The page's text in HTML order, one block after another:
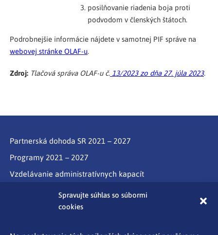
Spravujte súhlas so súbormi
cookies
posilňovanie riadenia boja proti
podvodom v členských štátoch.
Podrobnejšie informácie nájdete v samotnej PIF správe na
webovej stránke OLAF-u.
Zdroj: Tlačová správa OLAF-u č. 13/2023 zo dňa 27. júla 2023.
Partnerská dohoda SR 2021 – 2027
Programy 2021 – 2027
Vzdelávanie administratívnych kapacít
Program Slovensko